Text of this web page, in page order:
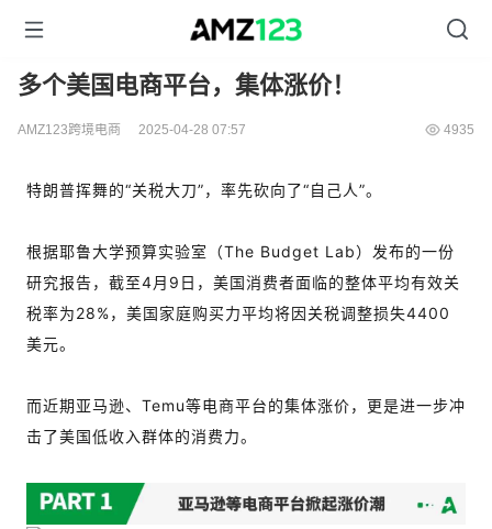
多个美国电商平台，集体涨价！
AMZ123跨境电商 2025-04-28 07:57 4935
特朗普挥舞的“关税大刀”，率先砍向了“自己人”。
根据耶鲁大学预算实验室（The Budget Lab）发布的一份
研究报告，截至4月9日，美国消费者面临的整体平均有效关
税率为28%，美国家庭购买力平均将因关税调整损失4400
美元。
而近期亚马逊、Temu等电商平台的集体涨价，更是进一步冲
击了美国低收入群体的消费力。